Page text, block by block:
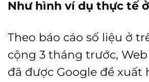
Như hình ví dụ thực tế
Theo báo cáo số liệu ở
cộng 3 tháng trước,
đã được Google đề xuất